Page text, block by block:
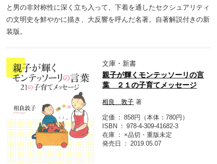
と男の非対称性に深く立ち入って、下着を通したセクシュアリティ
の文明史を鮮やかに描き、大反響を呼んだ名著。自著解説付きの新
装版。
文庫・新書
親子が輝くモンテッソーリの言
葉 ２１の子育てメッセージ
相良 敦子 著
定価
858円（本体：780円）
ISBN
978-4-309-41682-3
在庫
×品切・重版未定
発売日
2019.05.07